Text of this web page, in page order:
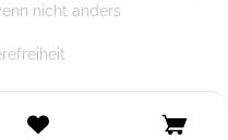
nicht anders